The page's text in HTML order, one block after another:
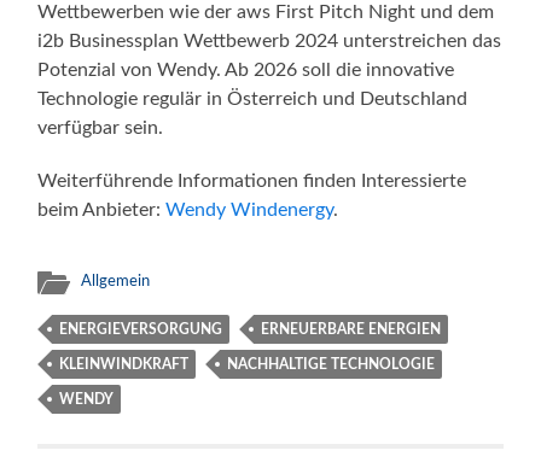
Wettbewerben wie der aws First Pitch Night und dem
i2b Businessplan Wettbewerb 2024 unterstreichen das
Potenzial von Wendy. Ab 2026 soll die innovative
Technologie regulär in Österreich und Deutschland
verfügbar sein.
Weiterführende Informationen finden Interessierte
beim Anbieter:Wendy Windenergy.
Allgemein
ENERGIEVERSORGUNG ERNEUERBARE ENERGIEN
KLEINWINDKRAFT NACHHALTIGE TECHNOLOGIE
WENDY